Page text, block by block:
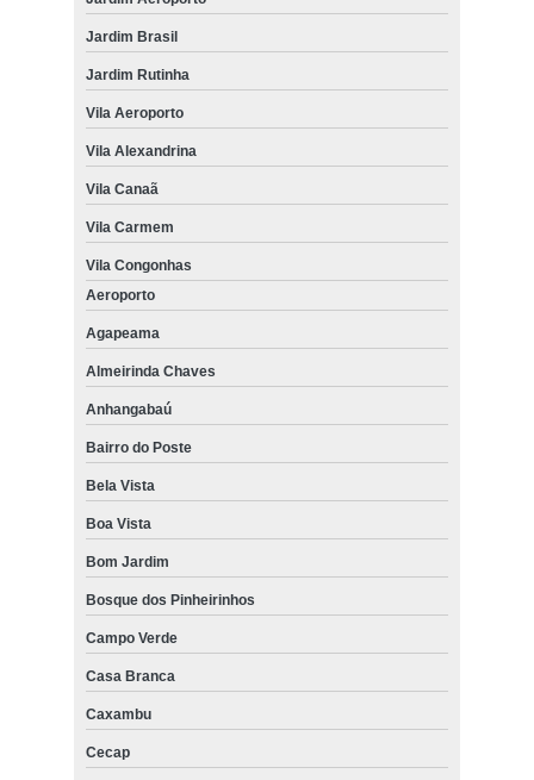
Jardim Brasil
Jardim Rutinha
Vila Aeroporto
Vila Alexandrina
Vila Canaã
Vila Carmem
Vila Congonhas
Aeroporto
Agapeama
Almeirinda Chaves
Anhangabaú
Bairro do Poste
Bela Vista
Boa Vista
Bom Jardim
Bosque dos Pinheirinhos
Campo Verde
Casa Branca
Caxambu
Cecap